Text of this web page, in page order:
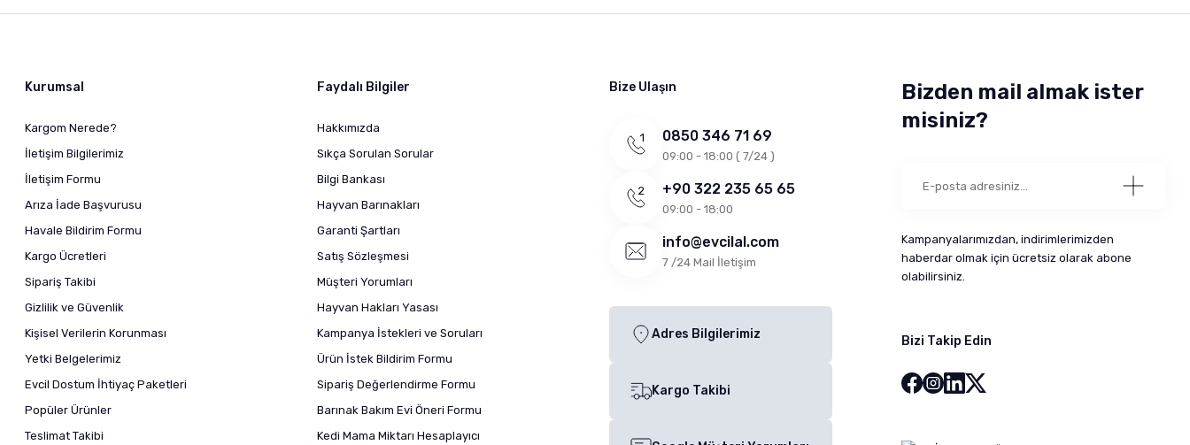
Kurumsal
Kargom Nerede?
İletişim Bilgilerimiz
İletişim Formu
Arıza İade Başvurusu
Havale Bildirim Formu
Kargo Ücretleri
Sipariş Takibi
Gizlilik ve Güvenlik
Kişisel Verilerin Korunması
Yetki Belgelerimiz
Evcil Dostum İhtiyaç Paketleri
Popüler Ürünler
Teslimat Takibi
Faydalı Bilgiler
Hakkımızda
Sıkça Sorulan Sorular
Bilgi Bankası
Hayvan Barınakları
Garanti Şartları
Satış Sözleşmesi
Müşteri Yorumları
Hayvan Hakları Yasası
Kampanya İstekleri ve Soruları
Ürün İstek Bildirim Formu
Sipariş Değerlendirme Formu
Barınak Bakım Evi Öneri Formu
Kedi Mama Miktarı Hesaplayıcı
Bize Ulaşın
0850 346 71 69
09:00 - 18:00 ( 7/24 )
+90 322 235 65 65
09:00 - 18:00
info@evcilal.com
7 /24 Mail İletişim
Adres Bilgilerimiz
Kargo Takibi
Bizden mail almak ister
misiniz?
Kampanyalarımızdan, indirimlerimizden
haberdar olmak için ücretsiz olarak abone
olabilirsiniz.
Bizi Takip Edin